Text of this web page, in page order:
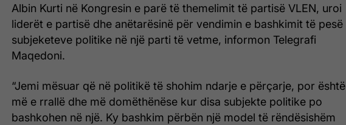
Albin Kurti në Kongresin e parë të themelimit të partisë VLEN, uroi
liderët e partisë dhe anëtarësinë për vendimin e bashkimit të pesë
subjeketeve politike në një parti të vetme, informon Telegrafi
Maqedoni.
“Jemi mësuar që në politikë të shohim ndarje e përçarje, por është
më e rrallë dhe më domëthënëse kur disa subjekte politike po
bashkohen në një. Ky bashkim përbën një model të rëndësishëm